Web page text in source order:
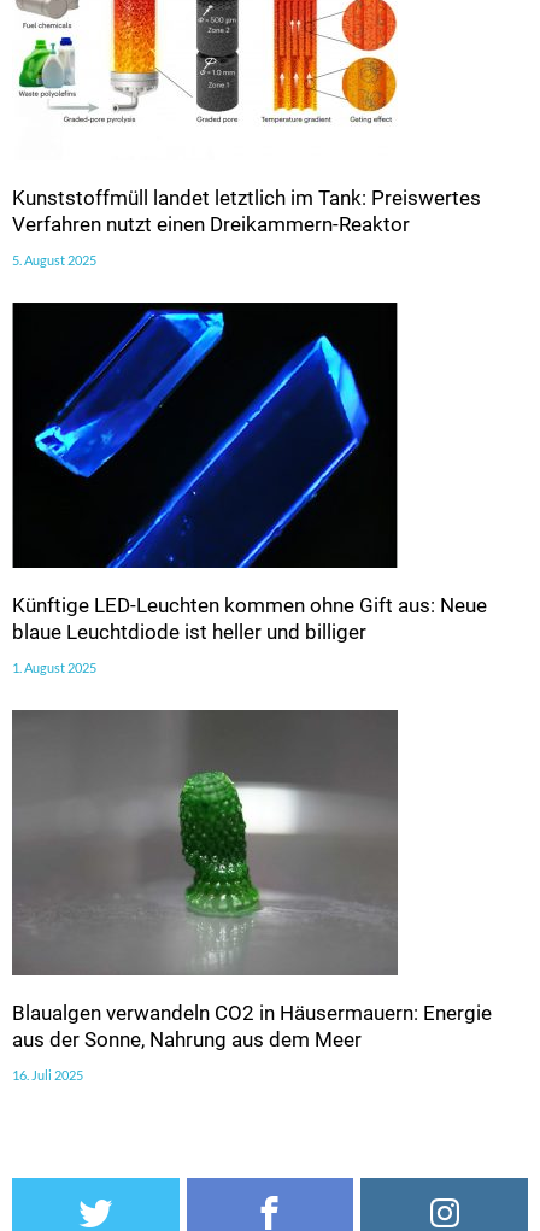
Kunststoffmüll landet letztlich im Tank: Preiswertes
Verfahren nutzt einen Dreikammern-Reaktor
5. August 2025
Künftige LED-Leuchten kommen ohne Gift aus: Neue
blaue Leuchtdiode ist heller und billiger
1. August 2025
Blaualgen verwandeln CO2 in Häusermauern: Energie
aus der Sonne, Nahrung aus dem Meer
16. Juli 2025